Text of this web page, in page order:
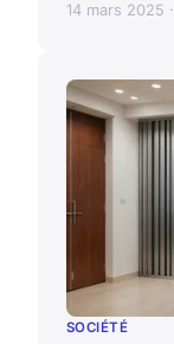
14 mars 2025
SOCIÉTÉ